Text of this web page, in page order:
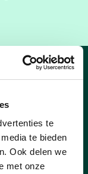
te
te bieden
Ook delen we
met onze